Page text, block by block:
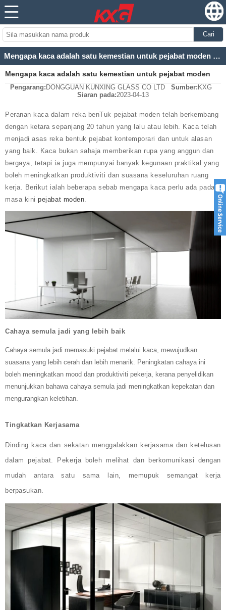
Cari
Mengapa kaca adalah satu kemestian untuk pejabat moden hari ini
Mengapa kaca adalah satu kemestian untuk pejabat moden
hari ini
Pengarang: DONGGUAN KUNXING GLASS CO LTD Sumber: KXG
Siaran pada:2023-04-13
Peranan kaca dalam reka benTuk pejabat moden telah berkembang
dengan ketara sepanjang 20 tahun yang lalu atau lebih. Kaca telah
menjadi asas reka bentuk pejabat kontemporari dan untuk alasan
yang baik. Kaca bukan sahaja memberikan rupa yang anggun dan
bergaya, tetapi ia juga mempunyai banyak kegunaan praktikal yang
boleh meningkatkan produktiviti dan suasana keseluruhan ruang
kerja. Berikut ialah beberapa sebab mengapa kaca perlu ada pada
masa kinipejabat moden.
Cahaya semula jadi yang lebih baik
Cahaya semula jadi memasuki pejabat melalui kaca, mewujudkan
suasana yang lebih cerah dan lebih menarik. Peningkatan cahaya ini
boleh meningkatkan mood dan produktiviti pekerja, kerana penyelidikan
menunjukkan bahawa cahaya semula jadi meningkatkan kepekatan dan
mengurangkan keletihan.
Tingkatkan Kerjasama
Dinding kaca dan sekatan menggalakkan kerjasama dan ketelusan
dalam pejabat. Pekerja boleh melihat dan berkomunikasi dengan
mudah antara satu sama lain, memupuk semangat kerja
berpasukan.